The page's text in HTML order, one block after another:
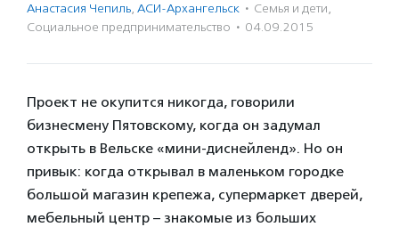
Анастасия Чепиль, АСИ-Архангельск · Семья и дети,
Социальное предпри­нима­тель­ство · 04.09.2015
Проект не окупится никогда, говорили
бизнесмену Пятовскому, когда он задумал
открыть в Вельске «мини-диснейленд». Но он
привык: когда открывал в маленьком городке
большой магазин крепежа, супермаркет дверей,
мебельный центр – знакомые из больших